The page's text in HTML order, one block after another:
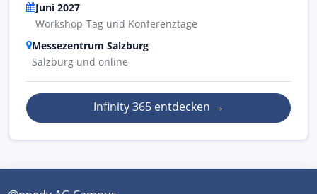
Juni 2027
Workshop-Tag und Konferenztage
Messezentrum Salzburg
Salzburg und online
Infinity 365 entdecken →